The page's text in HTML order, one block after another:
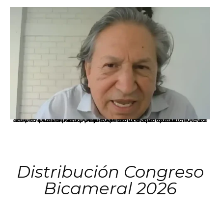
La presidenta Keiko Fujimori informó que la solicitud de indulto presentada por el expresidente Alejandro Toledo será evaluada por la Comisión de Gracias Presidenciales conforme al procedimiento establecido.
Distribución Congreso
Bicameral 2026